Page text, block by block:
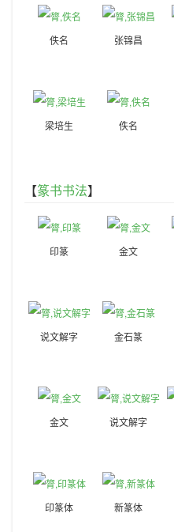
佚名 张锦昌
梁培生 佚名
【篆书书法】
印篆 金文
说文解字 金石篆
金文 说文解字
印篆体 新篆体